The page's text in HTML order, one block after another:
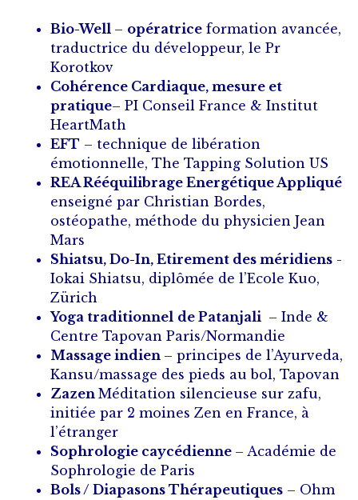
Bio-Well – opératrice formation avancée,
traductrice du développeur, le Pr
Korotkov
Cohérence Cardiaque, mesure et
pratique– PI Conseil France & Institut
HeartMath
EFT – technique de libération
émotionnelle, The Tapping Solution US
REA Rééquilibrage Energétique Appliqué
enseigné par Christian Bordes,
ostéopathe, méthode du physicien Jean
Mars
Shiatsu, Do-In, Etirement des méridiens -
Iokai Shiatsu, diplômée de l’Ecole Kuo,
Zürich
Yoga traditionnel de Patanjali – Inde &
Centre Tapovan Paris/Normandie
Massage indien – principes de l’Ayurveda,
Kansu/massage des pieds au bol, Tapovan
Zazen Méditation silencieuse sur zafu,
initiée par 2 moines Zen en France, à
l’étranger
Sophrologie caycédienne – Académie de
Sophrologie de Paris
Bols / Diapasons Thérapeutiques – Ohm